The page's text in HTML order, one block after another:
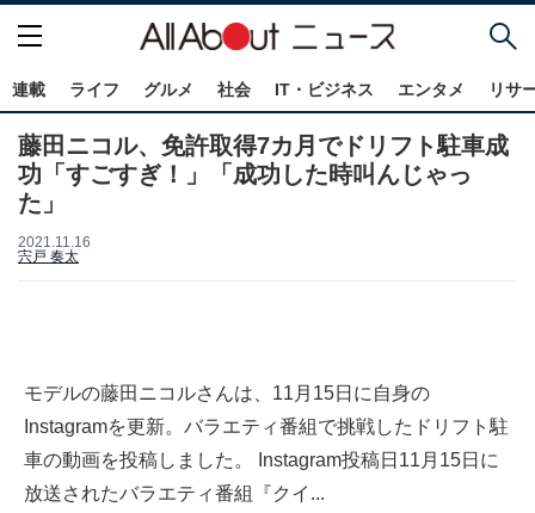
連載 ライフ グルメ 社会 IT・ビジネス エンタメ リサ
藤田ニコル、免許取得7カ月でドリフト駐車成
功「すごすぎ！」「成功した時叫んじゃっ
た」
2021.11.16
宍戸 奏太
モデルの藤田ニコルさんは、11月15日に自身の
Instagramを更新。バラエティ番組で挑戦したドリフト駐
車の動画を投稿しました。 Instagram投稿日11月15日に
放送されたバラエティ番組『クイ...